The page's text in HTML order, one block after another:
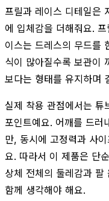
프릴과 레이스 디테일은
에 입체감을 더해줘요.
이스는 드레스의 무드를
식이 많아질수록 보관이
보다는 형태를 유지하며
실제 착용 관점에서는 튜
포인트예요. 어깨를 드러
만, 동시에 고정력과 사
요. 따라서 이 제품은 단
상체 전체의 둘레감과 팔
함께 생각해야 해요.